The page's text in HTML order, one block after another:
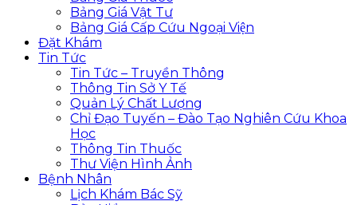
Bảng Giá Vật Tư
Bảng Giá Cấp Cứu Ngoại Viện
Đặt Khám
Tin Tức
Tin Tức – Truyền Thông
Thông Tin Sở Y Tế
Quản Lý Chất Lượng
Chỉ Đạo Tuyến – Đào Tạo Nghiên Cứu Khoa
Học
Thông Tin Thuốc
Thư Viện Hình Ảnh
Bệnh Nhân
Lịch Khám Bác Sỹ